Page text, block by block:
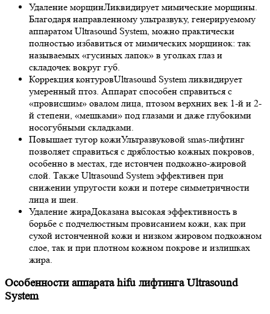
Удаление морщинЛиквидирует мимические морщины.
Благодаря направленному ультразвуку, генерируемому
аппаратом Ultrasound System, можно практически
полностью избавиться от мимических морщинок: так
называемых «гусиных лапок» в уголках глаз и
складочек вокруг губ.
Коррекция контуровUltrasound System ликвидирует
умеренный птоз. Аппарат способен справиться с
«провисшим» овалом лица, птозом верхних век 1-й и 2-
й степени, «мешками» под глазами и даже глубокими
носогубными складками.
Повышает тугор кожиУльтразвуковой smas-лифтинг
позволяет справиться с дряблостью кожных покровов,
особенно в местах, где истончен подкожно-жировой
слой. Также Ultrasound System эффективен при
снижении упругости кожи и потере симметричности
лица и шеи.
Удаление жираДоказана высокая эффективность в
борьбе с подчелюстным провисанием кожи, как при
сухой истонченной кожи и низком жировом подкожном
слое, так и при плотном кожном покрове и излишках
жира.
Особенности аппарата hifu лифтинга Ultrasound
System